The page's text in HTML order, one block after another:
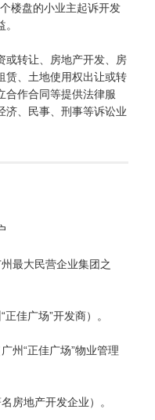
楼盘的小业主起诉开发
或转让、房地产开发、房
赁、土地使用权出让或转
合作合同等提供法律服
济、民事、刑事等诉讼业
最大民营企业集团之
佳广场”开发商）。
州“正佳广场”物业管理
房地产开发企业）。